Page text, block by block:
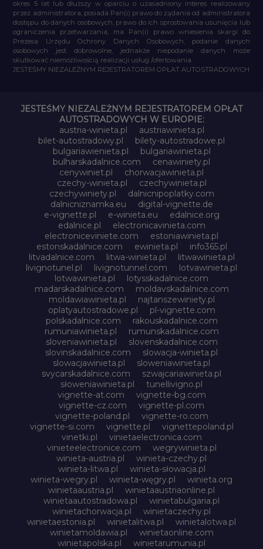
okres 5 lat lub dłuższy w oparciu o uzasadniony interes realizowany
przez administratora, posiada Pan(i) prawo do żądania od administratora
dostępu do danych osobowych, prawo do ich sprostowania usunięcia lub
ograniczenia przetwarzania, ma Pan(i) prawo wniesienia skargi do
Prezesa Urzędu Ochrony Danych Osobowych, podanie danych
osobowych jest dobrowolne, jednakże niepodanie danych może
skutkować niemożliwością realizacji usług /ofertowania.
JESTEŚMY NIEZALEŻNYM REJESTRATOREM OPŁAT AUTOSTRADOWYCH
JESTEŚMY NIEZALEŻNYM REJESTRATOREM OPŁAT
AUTOSTRADOWYCH W EUROPIE:
austria-winieta.pl
austriawinieta.pl
bilet-autostradowy.pl
bilety-autostradowe.pl
bulgariawienieta.pl
bulgariawinieta.pl
bulharskadalnice.com
cenawiniety.pl
cenywiniet.pl
chorwacjawinieta.pl
czechy-winieta.pl
czechywinieta.pl
czechywiniety.pl
dalnicnipoplatky.com
dalnicniznamka.eu
digital-vignette.de
e-vignette.pl
e-winieta.eu
edalnice.org
edalnice.pl
electronicavinieta.com
electroniceviniete.com
estoniawinieta.pl
estonskadalnice.com
ewinieta.pl
info365.pl
litvadalnice.com
litwa-winieta.pl
litwawinieta.pl
livignotunel.pl
livignotunnel.com
lotvawinieta.pl
lotwawinieta.pl
lotysskadalnice.com
madarskadalnice.com
moldavskadalnice.com
moldawiawinieta.pl
najtanszewiniety.pl
oplatyautostradowe.pl
pl-vignette.com
polskadalnice.com
rakouskadalnice.com
rumuniawinieta.pl
rumunskadalnice.com
sloveniawinieta.pl
slovenskadalnice.com
slovinskadalnice.com
slowacja-winieta.pl
slowacjawinieta.pl
sloweniawinieta.pl
svycarskadalnice.com
szwajcariawinieta.pl
słoweniawinieta.pl
tunellivigno.pl
vignette-at.com
vignette-bg.com
vignette-cz.com
vignette-pl.com
vignette-poland.pl
vignette-ro.com
vignette-si.com
vignette.pl
vignettepoland.pl
vinetki.pl
vinietaelectronica.com
vinieteelectronice.com
wegrywinieta.pl
winieta-austria.pl
winieta-czechy.pl
winieta-litwa.pl
winieta-słowacja.pl
winieta-wegry.pl
winieta-węgry.pl
winieta.org
winietaaustria.pl
winietaaustriaonline.pl
winietaautostradowa.pl
winietabulgaria.pl
winietachorwacja.pl
winietaczechy.pl
winietaestonia.pl
winietalitwa.pl
winietalotwa.pl
winietamoldawia.pl
winietaonline.com
winietapolska.pl
winietarumunia.pl